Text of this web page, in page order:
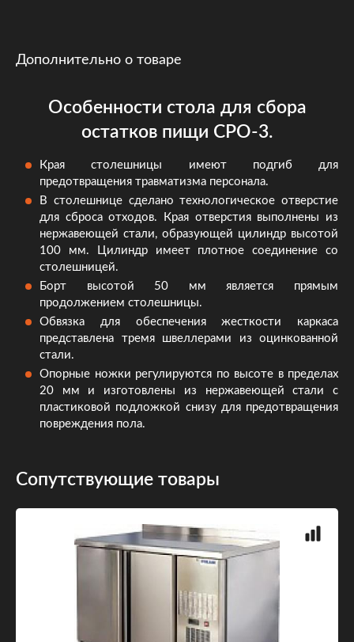
Дополнительно о товаре
Особенности стола для сбора
остатков пищи СРО-3.
Края столешницы имеют подгиб для
предотвращения травматизма персонала.
В столешнице сделано технологическое отверстие
для сброса отходов. Края отверстия выполнены из
нержавеющей стали, образующей цилиндр высотой
100 мм. Цилиндр имеет плотное соединение со
столешницей.
Борт высотой 50 мм является прямым
продолжением столешницы.
Обвязка для обеспечения жесткости каркаса
представлена тремя швеллерами из оцинкованной
стали.
Опорные ножки регулируются по высоте в пределах
20 мм и изготовлены из нержавеющей стали с
пластиковой подложкой снизу для предотвращения
повреждения пола.
Сопутствующие товары